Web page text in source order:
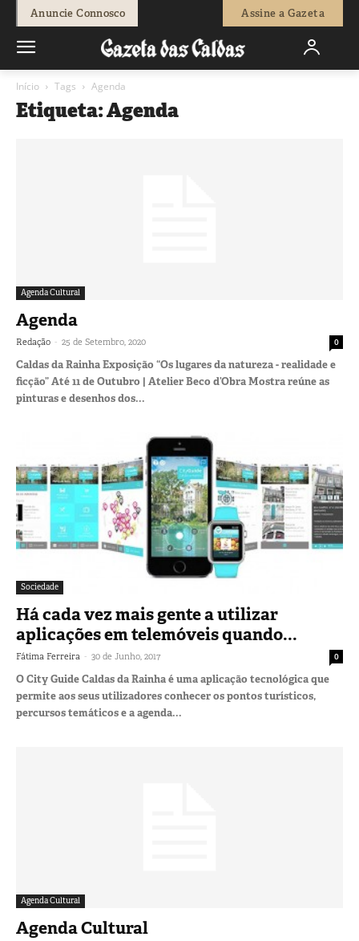
Anuncie Connosco Assine a Gazeta
Início Tags Agenda
Etiqueta: Agenda
Agenda Cultural
Agenda
Redação - 25 de Setembro, 2020 0
Caldas da Rainha Exposição “Os lugares da natureza - realidade e
ficção” Até 11 de Outubro | Atelier Beco d’Obra Mostra reúne as
pinturas e desenhos dos...
Sociedade
Há cada vez mais gente a utilizar
aplicações em telemóveis quando...
Fátima Ferreira - 30 de Junho, 2017 0
O City Guide Caldas da Rainha é uma aplicação tecnológica que
permite aos seus utilizadores conhecer os pontos turísticos,
percursos temáticos e a agenda...
Agenda Cultural
Agenda Cultural